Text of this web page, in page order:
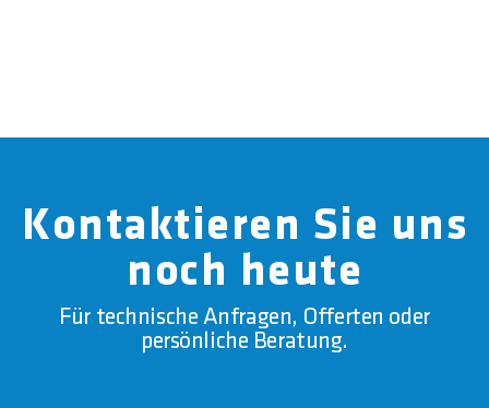
Kontaktieren Sie uns
noch heute
Für technische Anfragen, Offerten oder
persönliche Beratung.